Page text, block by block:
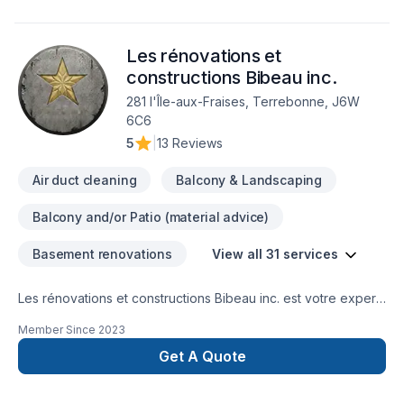
Les rénovations et
constructions Bibeau inc.
281 l'Île-aux-Fraises, Terrebonne, J6W
6C6
5
13 Reviews
Air duct cleaning Balcony & Landscaping
Balcony and/or Patio (material advice)
Basement renovations View all 31 services
Les rénovations et constructions Bibeau inc. est votre expert
Drain français, Entretien commercial, Entretien ménager,
Excavation, Fissures, Fondations, Maçonnerie, Margelle,
Plancher, Salle de bain, Sous-sol dans les secteurs de Centre
Member Since 2023
Get A Quote